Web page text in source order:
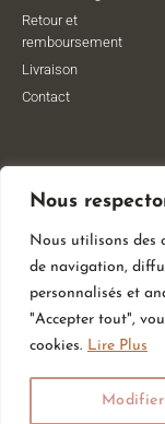
Nous
Nous utilisons des
de navigation,
personnalisés et
"Accepter tout",
cookies. Lire Plus
Modifier
Retour et
remboursement
Livraison
Contact